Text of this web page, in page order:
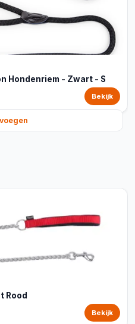
Hondenriem - Zwart - S
Bekijk
Rood
Bekijk